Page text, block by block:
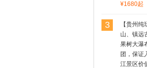
¥1680起
3
【贵州
山、镇远
果树大瀑
团，保证
江景区价